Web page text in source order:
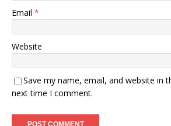
Email *
Website
Save my name, email, and website in
next time I comment.